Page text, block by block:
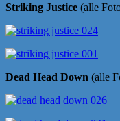
Striking Justice (alle
Dead Head Down (alle